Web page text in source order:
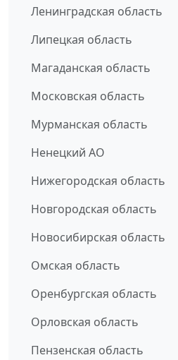
Ленинградская область
Липецкая область
Магаданская область
Московская область
Мурманская область
Ненецкий АО
Нижегородская область
Новгородская область
Новосибирская область
Омская область
Оренбургская область
Орловская область
Пензенская область